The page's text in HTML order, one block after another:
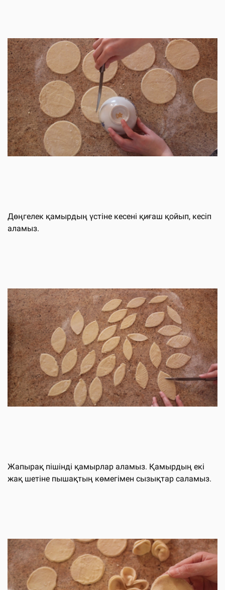
Дөңгелек қамырдың үстіне кесені қиғаш қойып, кесіп
аламыз.
Жапырақ пішінді қамырлар аламыз. Қамырдың екі
жақ шетіне пышақтың көмегімен сызықтар саламыз.